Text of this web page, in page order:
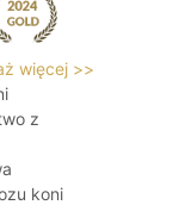
więcej >>
z
koni